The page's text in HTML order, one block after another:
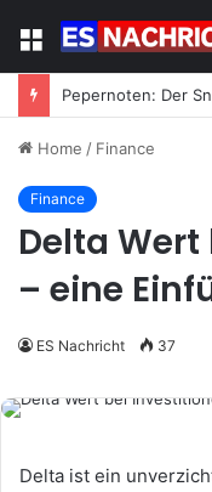
Menu
Home / Finance
Finance
Delta
– eine
ES Nachricht 37
Delta ist ein